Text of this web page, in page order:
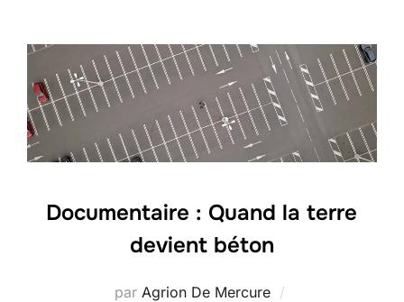
Documentaire : Quand la terre
devient béton
par Agrion De Mercure